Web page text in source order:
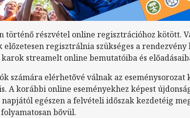
történő részvétel online regisztrációhoz kötött.
előzetesen regisztrálnia szükséges a
streamelt online bemutatóiba és
számára elérhetővé válnak az
A korábbi online eseményekhez képest
napjától egészen a felvételi időszak kezdetéig
bővül.